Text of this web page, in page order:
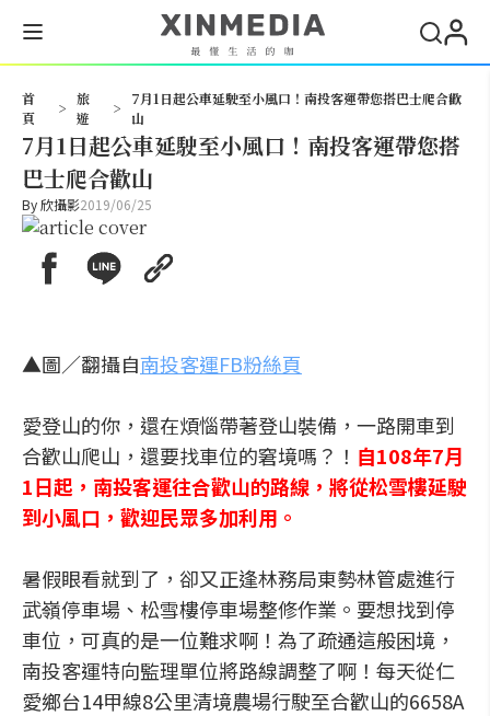
首
頁
>
旅
遊
>
7月1日起公車延駛至小風口！南投客運帶您搭巴士爬合歡
山
7月1日起公車延駛至小風口！南投客運帶您搭
巴士爬合歡山
By欣攝影2019/06/25
▲圖／翻攝自南投客運FB粉絲頁
愛登山的你，還在煩惱帶著登山裝備，一路開車到
合歡山爬山，還要找車位的窘境嗎？！ 自108年7月
1日起，南投客運往合歡山的路線，將從松雪樓延駛
到小風口，歡迎民眾多加利用。
暑假眼看就到了，卻又正逢林務局東勢林管處進行
武嶺停車場、松雪樓停車場整修作業。要想找到停
車位，可真的是一位難求啊！為了疏通這般困境，
南投客運特向監理單位將路線調整了啊！每天從仁
愛鄉台14甲線8公里清境農場行駛至合歡山的6658A